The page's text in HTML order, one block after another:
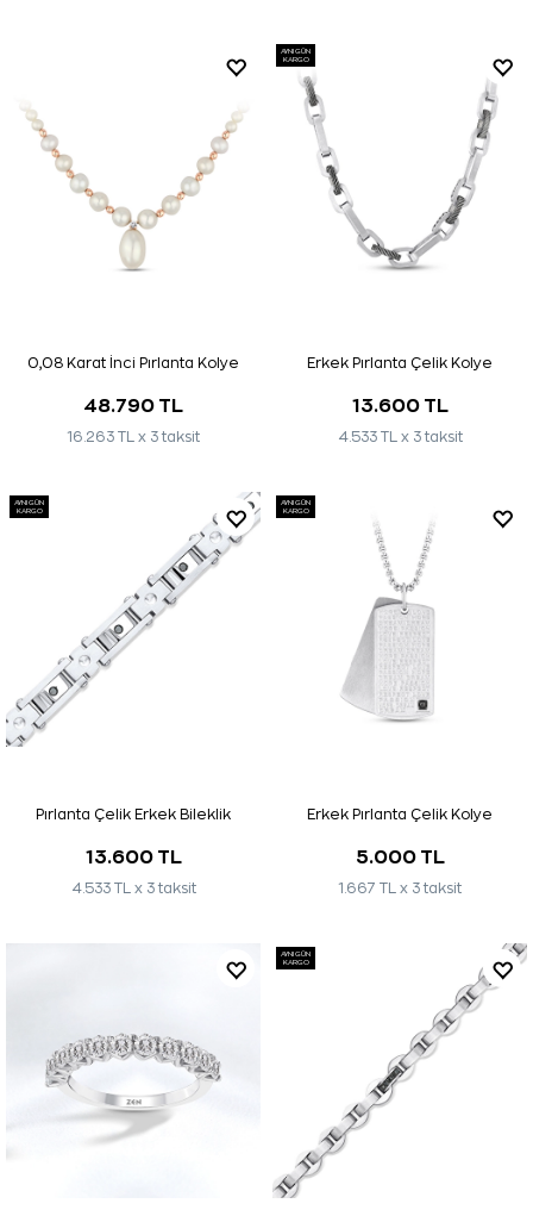
0,08 Karat İnci Pırlanta Kolye
48.790 TL
16.263 TL x 3 taksit
AYNI GÜN
KARGO
Erkek Pırlanta Çelik Kolye
13.600 TL
4.533 TL x 3 taksit
AYNI GÜN
KARGO
Pırlanta Çelik Erkek Bileklik
13.600 TL
4.533 TL x 3 taksit
AYNI GÜN
KARGO
Erkek Pırlanta Çelik Kolye
5.000 TL
1.667 TL x 3 taksit
AYNI GÜN
KARGO